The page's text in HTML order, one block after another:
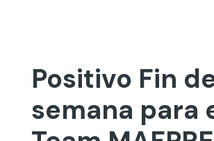
Positivo Fin
semana para